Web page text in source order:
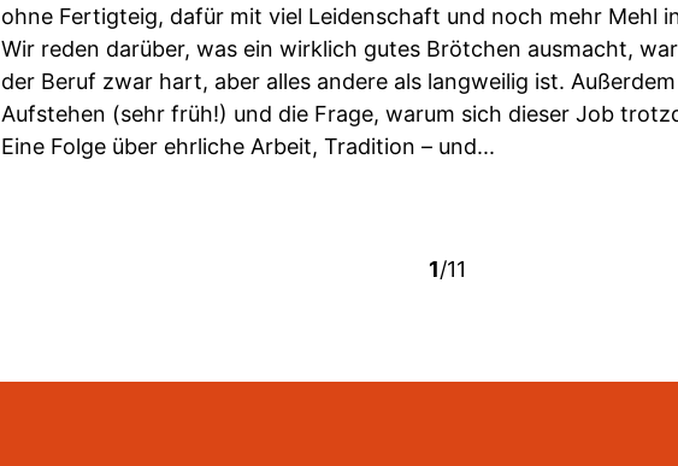
ohne Fertigteig, dafür mit viel Leidenschaft und noch mehr Mehl
Wir reden darüber, was ein wirklich gutes Brötchen ausmacht,
der Beruf zwar hart, aber alles andere als langweilig ist.
Aufstehen (sehr früh!) und die Frage, warum sich dieser Job
Eine Folge über ehrliche Arbeit, Tradition – und...
1/11